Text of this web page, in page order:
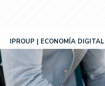
IPROUP ECONOMÍA DIGITAL